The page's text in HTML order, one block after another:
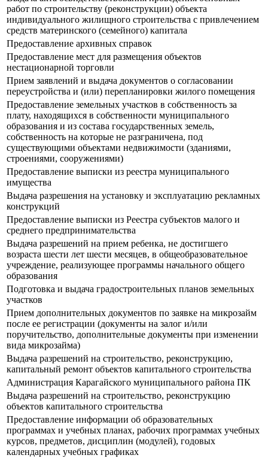
работ по строительству (реконструкции) объекта
индивидуального жилищного строительства с привлечением
средств материнского (семейного) капитала
Предоставление архивных справок
Предоставление мест для размещения объектов
нестационарной торговли
Прием заявлений и выдача документов о согласовании
переустройства и (или) перепланировки жилого помещения
Предоставление земельных участков в собственность за
плату, находящихся в собственности муниципального
образования и из состава государственных земель,
собственность на которые не разграничена, под
существующими объектами недвижимости (зданиями,
строениями, сооружениями)
Предоставление выписки из реестра муниципального
имущества
Выдача разрешения на установку и эксплуатацию рекламных
конструкций
Предоставление выписки из Реестра субъектов малого и
среднего предпринимательства
Выдача разрешений на прием ребенка, не достигшего
возраста шести лет шести месяцев, в общеобразовательное
учреждение, реализующее программы начального общего
образования
Подготовка и выдача градостроительных планов земельных
участков
Прием дополнительных документов по заявке на микрозайм
после ее регистрации (документы на залог и/или
поручительство, дополнительные документы при изменении
вида микрозайма)
Выдача разрешений на строительство, реконструкцию,
капитальный ремонт объектов капитального строительства
Администрация Карагайского муниципального района ПК
Выдача разрешений на строительство, реконструкцию
объектов капитального строительства
Предоставление информации об образовательных
программах и учебных планах, рабочих программах учебных
курсов, предметов, дисциплин (модулей), годовых
календарных учебных графиках